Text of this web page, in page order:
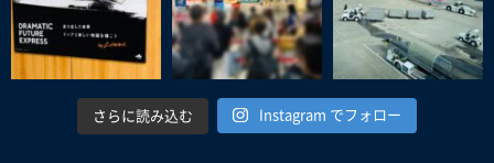
さらに読み込む Instagram でフォロー